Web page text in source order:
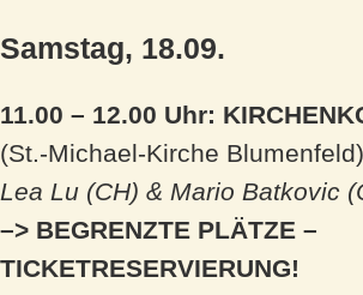
Samstag, 18.09.
11.00 – 12.00 Uhr:
(St.-Michael-Kirche Blumenfeld)
Lea Lu (CH) & Mario Batkovic
–> BEGRENZTE PLÄTZE –
TICKETRESERVIERUNG!